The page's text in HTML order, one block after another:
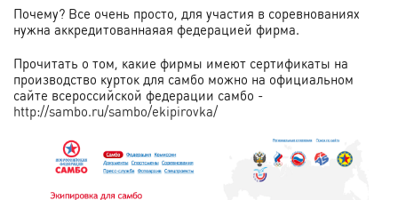
Почему? Все очень просто, для участия в соревнованиях
нужна аккредитованнаяая федерацией фирма.
Прочитать о том, какие фирмы имеют сертификаты на
производство курток для самбо можно на официальном
сайте всероссийской федерации самбо -
http://sambo.ru/sambo/ekipirovka/